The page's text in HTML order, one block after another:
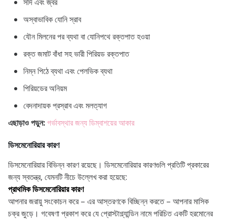
অস্বাভাবিক যোনি স্রাব
যৌন মিলনের পর ব্যথা বা যোনিপথে রক্তপাত হওয়া
রক্ত জমাট বাঁধা সহ ভারী পিরিয়ড রক্তপাত
নিম্ন পিঠে ব্যথা এবং পেলভিক ব্যথা
পিরিয়ডের অনিয়ম
বেদনাদায়ক প্রস্রাব এবং মলত্যাগ
এছাড়াও পড়ুন:গর্ভাবস্থার জন্য ডিম্বাশয়ের আকার
ডিসমেনোরিয়ার কারণ
ডিসমেনোরিয়ার বিভিন্ন কারণ রয়েছে। ডিসমেনোরিয়ার কারণগুলি প্রতিটি প্রকারের
জন্য স্বতন্ত্র, যেমনটি নীচে উল্লেখ করা হয়েছে:
প্রাথমিক ডিসমেনোরিয়ার কারণ
আপনার জরায়ু সংকোচন করে – এর আস্তরণকে বিচ্ছিন্ন করতে – আপনার মাসিক
চক্র জুড়ে। গবেষণা প্রকাশ করে যে প্রোস্টাগ্ল্যান্ডিন নামে পরিচিত একটি হরমোনের